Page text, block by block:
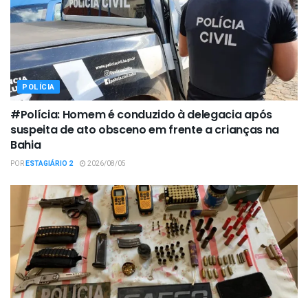
POLÍCIA
#Polícia: Homem é conduzido à delegacia após
suspeita de ato obsceno em frente a crianças na
Bahia
PORESTAGIÁRIO 2 2026/08/05